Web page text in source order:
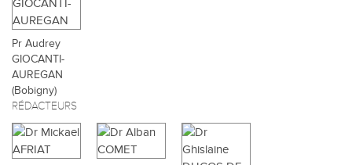
Pr Audrey
GIOCANTI-
AUREGAN
(Bobigny)
RÉDACTEURS